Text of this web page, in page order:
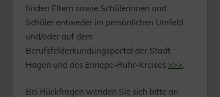
finden Eltern sowie Schülerinnen und
Schüler entweder im persönlichen Umfeld
und/oder auf dem
Berufsfelderkundungsportal der Stadt
Hagen und des Ennepe-Ruhr-Kreises >>>.
Bei Rückfragen wenden Sie sich bitte an